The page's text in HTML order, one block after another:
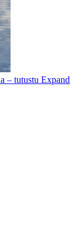
– tutustu Expand